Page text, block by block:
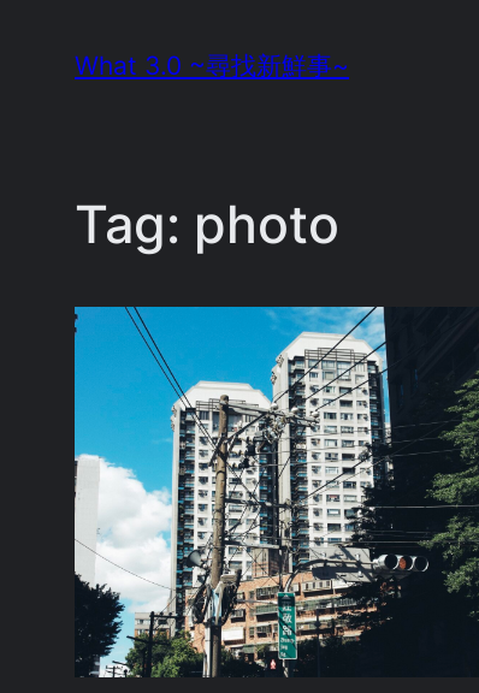
What 3.0 ~尋找新鮮事~
Tag: photo